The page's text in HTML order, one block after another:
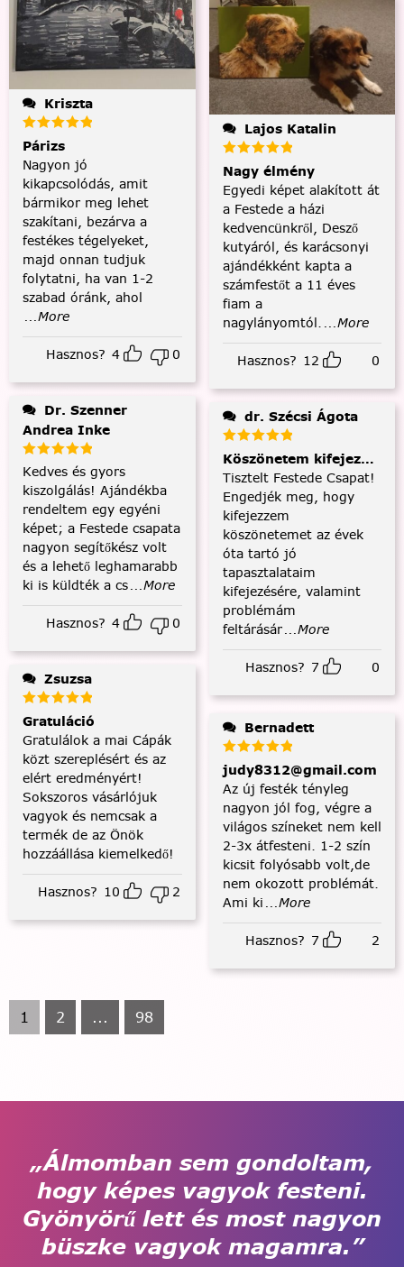
Kriszta
Párizs
Nagyon jó
kikapcsolódás, amit
bármikor meg lehet
szakítani, bezárva a
festékes tégelyeket,
majd onnan tudjuk
folytatni, ha van 1-2
szabad óránk, ahol
...More
Hasznos? 4 0
Andrea Inke
Kedves és gyors
kiszolgálás! Ajándékba
rendeltem egy egyéni
képet; a Festede csapata
nagyon segítőkész volt
és a lehető leghamarabb
ki is küldték a cs...More
Hasznos? 4 0
Zsuzsa
Gratuláció
Gratulálok a mai Cápák
közt szereplésért és az
elért eredményért!
Sokszoros vásárlójuk
vagyok és nemcsak a
termék de az Önök
hozzáállása kiemelkedő!
Hasznos? 10 2
Lajos Katalin
Nagy élmény
Egyedi képet alakított át
a Festede a házi
kedvencünkről, Desző
kutyáról, és karácsonyi
ajándékként kapta a
számfestőt a 11 éves
fiam a
nagylányomtól. ...More
Hasznos? 12 0
dr. Szécsi Ágota
Köszönetem kifejezése
Tisztelt Festede Csapat!
Engedjék meg, hogy
kifejezzem
köszönetemet az évek
óta tartó jó
tapasztalataim
kifejezésére, valamint
problémám
feltárásár...More
Hasznos? 7 0
Bernadett
judy8312@gmail.com
Az új festék tényleg
nagyon jól fog, végre a
világos színeket nem kell
2-3x átfesteni. 1-2 szín
kicsit folyósabb volt,de
nem okozott problémát.
Ami ki ...More
Hasznos? 7 2
1 2 ... 98
„Álmomban sem gondoltam,
hogy képes vagyok festeni.
Gyönyörű lett és most nagyon
büszke vagyok magamra.”